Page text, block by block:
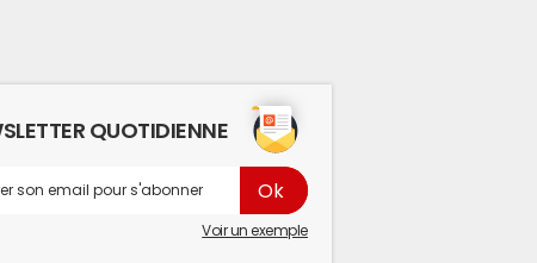
QUOTIDIENNE
Voir un exemple